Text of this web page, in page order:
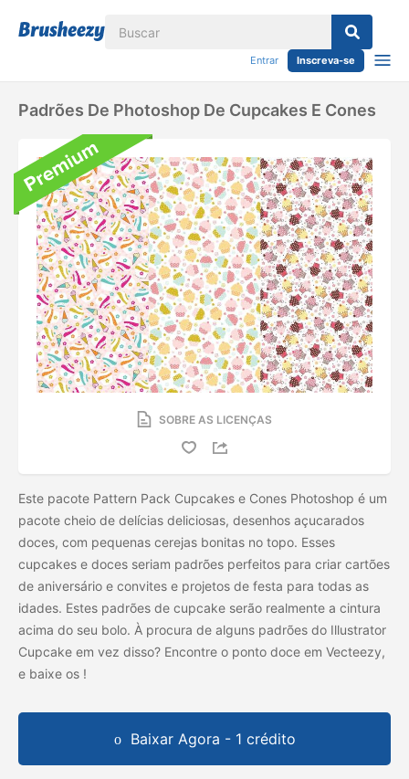
Entrar Inscreva-se
Padrões De Photoshop De Cupcakes E Cones
SOBRE AS LICENÇAS
Este pacote Pattern Pack Cupcakes e Cones Photoshop é um
pacote cheio de delícias deliciosas, desenhos açucarados
doces, com pequenas cerejas bonitas no topo. Esses
cupcakes e doces seriam padrões perfeitos para criar cartões
de aniversário e convites e projetos de festa para todas as
idades. Estes padrões de cupcake serão realmente a cintura
acima do seu bolo. À procura de alguns padrões do Illustrator
Cupcake em vez disso? Encontre o ponto doce em Vecteezy,
e baixe os !
Baixar Agora - 1 crédito